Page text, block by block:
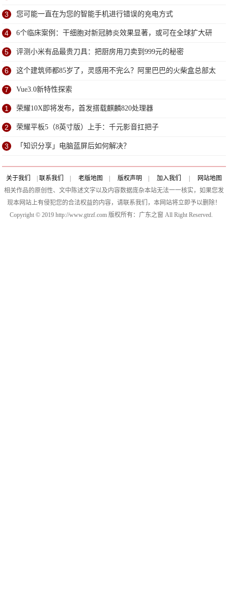
3 您可能一直在为您的智能手机进行错误的充电方式
4 6个临床案例：干细胞对新冠肺炎效果显著，或可在全球扩大研
究
5 评测小米有品最贵刀具：把厨房用刀卖到999元的秘密
6 这个建筑师都85岁了，灵感用不完么？阿里巴巴的火柴盒总部太
赞了
7 Vue3.0新特性探索
1 荣耀10X即将发布，首发搭载麒麟820处理器
2 荣耀平板5（8英寸版）上手：千元影音扛把子
3 「知识分享」电脑蓝屏后如何解决？
关于我们 联系我们 老版地图 版权声明 加入我们
网站地图
相关作品的原创性、文中陈述文字以及内容数据庞杂本站无法一一核实，如果您发
现本网站上有侵犯您的合法权益的内容，请联系我们，本网站将立即予以删除！
Copyright © 2019 http://www.gtrzf.com 版权所有：广东之窗 All Right Reserved.